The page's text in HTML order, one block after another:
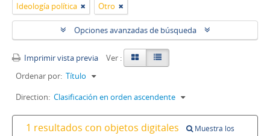
Ideología política Otro
Opciones avanzadas de búsqueda
Imprimir vista previa
Ver :
Ordenar por: Título
Direction: Clasificación en orden ascendente
1 resultados con objetos digitales
Muestra los